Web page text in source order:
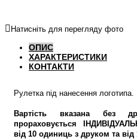
Натисніть для перегляду фото
ОПИС
ХАРАКТЕРИСТИКИ
КОНТАКТИ
Рулетка під нанесення логотипа.
Вартість вказана без
прораховується
від 10 одиниць з друком та від